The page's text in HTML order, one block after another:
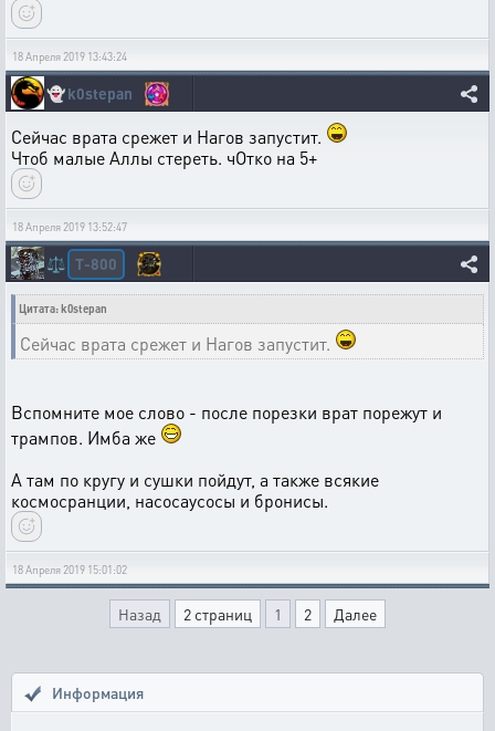
18 Апреля 2019 13:43:24
👻k0stepan
Сейчас врата срежет и Нагов запустит.
Чтоб малые Аллы стереть. чОтко на 5+
18 Апреля 2019 13:52:47
⚖️ T-800
Цитата: k0stepan
Сейчас врата срежет и Нагов запустит.
Вспомните мое слово - после порезки врат порежут и
трампов. Имба же
А там по кругу и сушки пойдут, а также всякие
космосранции, насосаусосы и бронисы.
18 Апреля 2019 15:01:02
Назад 2 страниц 1 2 Далее
Информация